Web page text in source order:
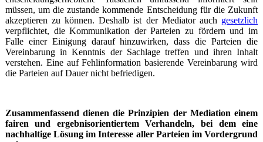
müssen, um die zustande kommende Entscheidung für die Zukunft
akzeptieren zu können. Deshalb ist der Mediator auch gesetzlich
verpflichtet, die Kommunikation der Parteien zu fördern und im
Falle einer Einigung darauf hinzuwirken, dass die Parteien die
Vereinbarung in Kenntnis der Sachlage treffen und ihren Inhalt
verstehen. Eine auf Fehlinformation basierende Vereinbarung wird
die Parteien auf Dauer nicht befriedigen.
Zusammenfassend dienen die Prinzipien der Mediation einem
fairen und ergebnisorientiertem Verhandeln, bei dem eine
nachhaltige Lösung im Interesse aller Parteien im Vordergrund